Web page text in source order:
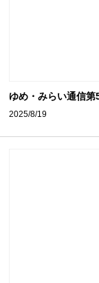
ゆめ・みらい通信第
2025/8/19